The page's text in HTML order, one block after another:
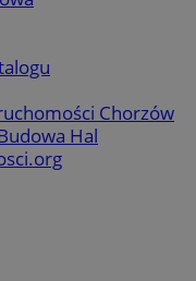
Chorzów
Hal